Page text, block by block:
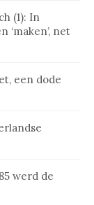
(1): In
‘maken’, net
een dode
werd de